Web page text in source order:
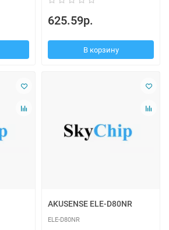
625.59р.
В корзину
AKUSENSE ELE-D80NR
ELE-D80NR